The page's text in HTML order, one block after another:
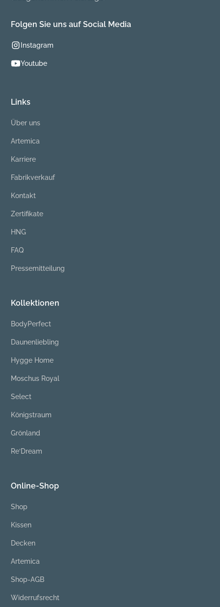
Folgen Sie uns auf Social Media
Instagram
Youtube
Links
Über uns
Artemica
Karriere
Fabrikverkauf
Kontakt
Zertifikate
HNG
FAQ
Pressemitteilung
Kollektionen
BodyPerfect
Daunenliebling
Hygge Home
Moschus Royal
Select
Königstraum
Grönland
Re‘Dream
Online-Shop
Shop
Kissen
Decken
Artemica
Shop-AGB
Widerrufsrecht